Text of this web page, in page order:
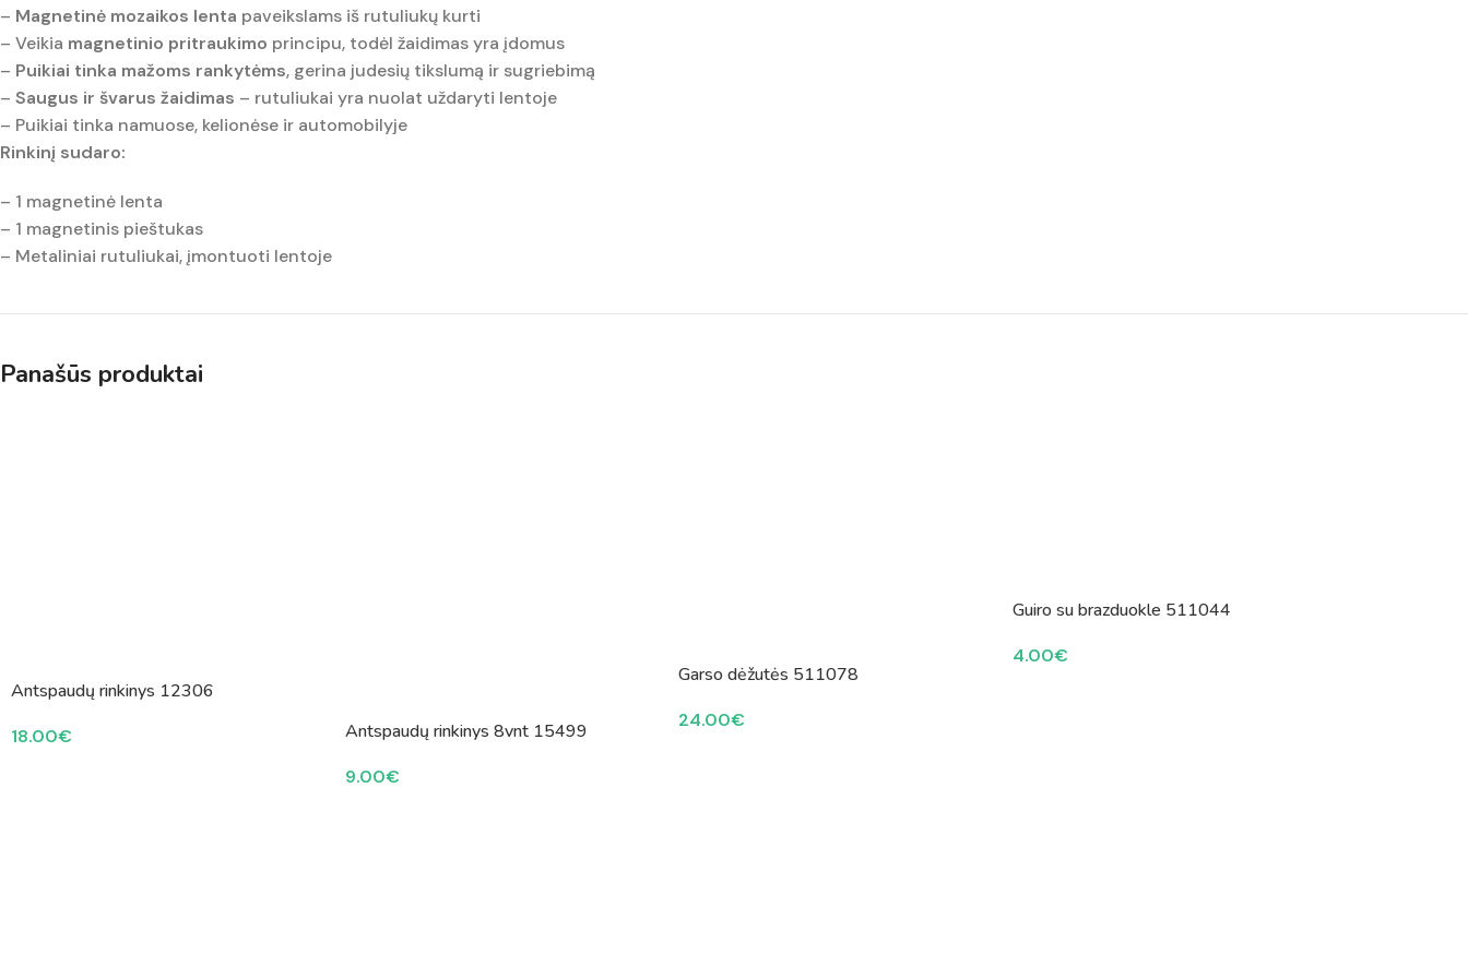
– Magnetinė mozaikos lenta paveikslams iš rutuliukų kurti
– Veikia magnetinio pritraukimo principu, todėl žaidimas yra įdomus
– Puikiai tinka mažoms rankytėms, gerina judesių tikslumą ir sugriebimą
– Saugus ir švarus žaidimas – rutuliukai yra nuolat uždaryti lentoje
– Puikiai tinka namuose, kelionėse ir automobilyje
Rinkinį sudaro:
– 1 magnetinė lenta
– 1 magnetinis pieštukas
– Metaliniai rutuliukai, įmontuoti lentoje
Panašūs produktai
Antspaudų rinkinys 12306
18.00€ Antspaudų rinkinys 8vnt 15499
9.00€
Garso dėžutės 511078
24.00€
Guiro su brazduokle 511044
4.00€